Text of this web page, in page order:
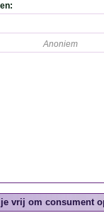
Anoniem
vrij om consument